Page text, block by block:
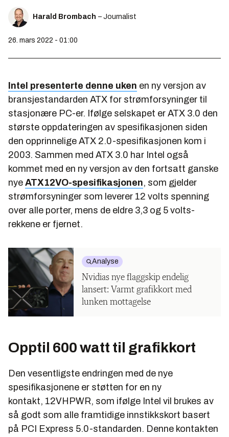
Harald Brombach – Journalist
26. mars 2022 - 01:00
Intel presenterte denne uken en ny versjon av
bransjestandarden ATX for strømforsyninger til
stasjonære PC-er. Ifølge selskapet er ATX 3.0 den
største oppdateringen av spesifikasjonen siden
den opprinnelige ATX 2.0-spesifikasjonen kom i
2003. Sammen med ATX 3.0 har Intel også
kommet med en ny versjon av den fortsatt ganske
nye ATX12VO-spesifikasjonen, som gjelder
strømforsyninger som leverer 12 volts spenning
over alle porter, mens de eldre 3,3 og 5 volts-
rekkene er fjernet.
Analyse
Nvidias nye flaggskip endelig
lansert: Varmt grafikkort med
lunken mottagelse
Opptil 600 watt til grafikkort
Den vesentligste endringen med de nye
spesifikasjonene er støtten for en ny
kontakt, 12VHPWR, som ifølge Intel vil brukes av
så godt som alle framtidige innstikkskort basert
på PCI Express 5.0-standarden. Denne kontakten